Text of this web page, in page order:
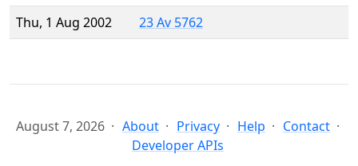
Thu, 1 Aug 2002
23 Av 5762
August 7, 2026 About Privacy Help
Contact
Developer APIs